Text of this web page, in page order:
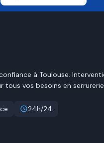
à Toulouse.
tous vos besoins en
24h/24